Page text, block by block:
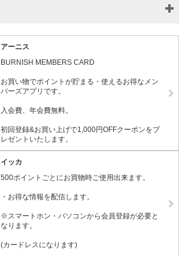
アーニス
BURNISH MEMBERS CARD
お買い物でポイントが貯まる・使えるお得なメン
バーズアプリです。
入会費、年会費無料。
初回登録&お買い上げで1,000円OFFクーポンをプ
レゼントいたします。
イッカ
500ポイントごとにお買物時ご使用出来ます。
・お得な情報を配信します。
※スマートホン・パソコンから会員登録が必要と
なります。
(カードレスになります)